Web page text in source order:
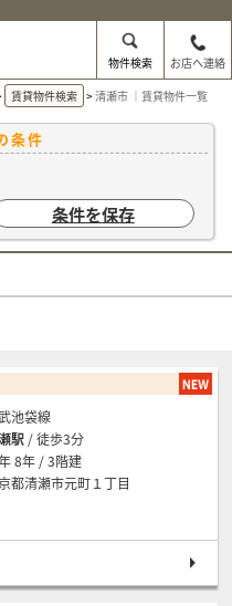
物件検索
お店へ連絡
賃貸物件検索 清瀬市 ｜賃貸物件一覧
条件
条件を保存
池袋線
駅 / 徒歩3分
8年 / 3階建
都清瀬市元町１丁目